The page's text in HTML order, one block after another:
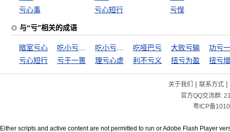
亏心事
亏心短行 亏悮
与“亏”相关的成语
暗室亏心 吃哑巴亏 大败亏输
功亏
亏心短行
亏于一篑 理亏心虚 利不亏义 扭亏为盈 扭亏
关于我们 | 联系方式|
官方QQ交流群:
粤ICP备
Either scripts and active content are not permitted to run or Adobe Flash Player